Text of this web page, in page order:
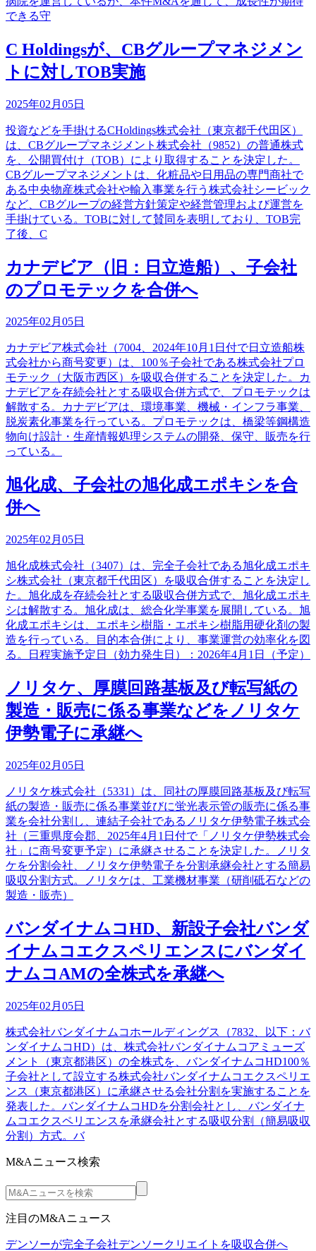
できる守
C Holdingsが、CBグループマネジメン
トに対しTOB実施
2025年02月05日
投資などを手掛けるCHoldings株式会社（東京都千代田区）
は、CBグループマネジメント株式会社（9852）の普通株式
を、公開買付け（TOB）により取得することを決定した。
CBグループマネジメントは、化粧品や日用品の専門商社で
ある中央物産株式会社や輸入事業を行う株式会社シービック
など、CBグループの経営方針策定や経営管理および運営を
手掛けている。TOBに対して賛同を表明しており、TOB完
了後、C
カナデビア（旧：日立造船）、子会社
のプロモテックを合併へ
2025年02月05日
カナデビア株式会社（7004、2024年10月1日付で日立造船株
式会社から商号変更）は、100％子会社である株式会社プロ
モテック（大阪市西区）を吸収合併することを決定した。カ
ナデビアを存続会社とする吸収合併方式で、プロモテックは
解散する。カナデビアは、環境事業、機械・インフラ事業、
脱炭素化事業を行っている。プロモテックは、橋梁等鋼構造
物向け設計・生産情報処理システムの開発、保守、販売を行
っている。
旭化成、子会社の旭化成エポキシを合
併へ
2025年02月05日
旭化成株式会社（3407）は、完全子会社である旭化成エポキ
シ株式会社（東京都千代田区）を吸収合併することを決定し
た。旭化成を存続会社とする吸収合併方式で、旭化成エポキ
シは解散する。旭化成は、総合化学事業を展開している。旭
化成エポキシは、エポキシ樹脂・エポキシ樹脂用硬化剤の製
造を行っている。目的本合併により、事業運営の効率化を図
る。日程実施予定日（効力発生日）：2026年4月1日（予定）
ノリタケ、厚膜回路基板及び転写紙の
製造・販売に係る事業などをノリタケ
伊勢電子に承継へ
2025年02月05日
ノリタケ株式会社（5331）は、同社の厚膜回路基板及び転写
紙の製造・販売に係る事業並びに蛍光表示管の販売に係る事
業を会社分割し、連結子会社であるノリタケ伊勢電子株式会
社（三重県度会郡、2025年4月1日付で「ノリタケ伊勢株式会
社」に商号変更予定）に承継させることを決定した。ノリタ
ケを分割会社、ノリタケ伊勢電子を分割承継会社とする簡易
吸収分割方式。ノリタケは、工業機材事業（研削砥石などの
製造・販売）
バンダイナムコHD、新設子会社バンダ
イナムコエクスペリエンスにバンダイ
ナムコAMの全株式を承継へ
2025年02月05日
株式会社バンダイナムコホールディングス（7832、以下：バ
ンダイナムコHD）は、株式会社バンダイナムコアミューズ
メント（東京都港区）の全株式を、バンダイナムコHD100％
子会社として設立する株式会社バンダイナムコエクスペリエ
ンス（東京都港区）に承継させる会社分割を実施することを
発表した。バンダイナムコHDを分割会社とし、バンダイナ
ムコエクスペリエンスを承継会社とする吸収分割（簡易吸収
分割）方式。バ
M&Aニュース検索
注目のM&Aニュース
デンソーが完全子会社デンソークリエイトを吸収合併へ